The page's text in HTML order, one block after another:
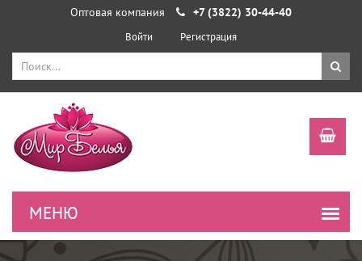
Оптовая компания +7 (3822) 30-44-40
Войти Регистрация